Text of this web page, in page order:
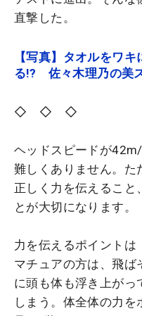
直撃した。
【写真】タオルをワ
る!? 佐々木理乃の美
◇ ◇ ◇
ヘッドスピードが
難しくありません。た
正しく力を伝えること
とが大切になります。
力を伝えるポイントは
マチュアの方は、飛ば
に頭も体も浮き上がっ
しまう。体全体の力